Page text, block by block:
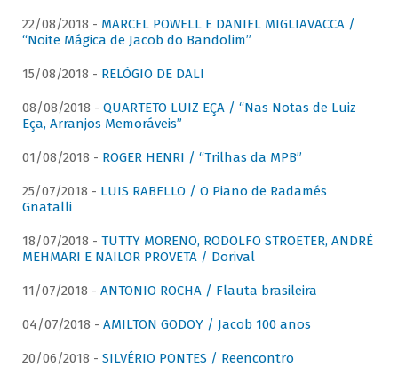
22/08/2018 - MARCEL POWELL E DANIEL MIGLIAVACCA /
“Noite Mágica de Jacob do Bandolim”
15/08/2018 - RELÓGIO DE DALI
08/08/2018 - QUARTETO LUIZ EÇA / “Nas Notas de Luiz
Eça, Arranjos Memoráveis”
01/08/2018 - ROGER HENRI / “Trilhas da MPB”
25/07/2018 - LUIS RABELLO / O Piano de Radamés
Gnatalli
18/07/2018 - TUTTY MORENO, RODOLFO STROETER, ANDRÉ
MEHMARI E NAILOR PROVETA / Dorival
11/07/2018 - ANTONIO ROCHA / Flauta brasileira
04/07/2018 - AMILTON GODOY / Jacob 100 anos
20/06/2018 - SILVÉRIO PONTES / Reencontro